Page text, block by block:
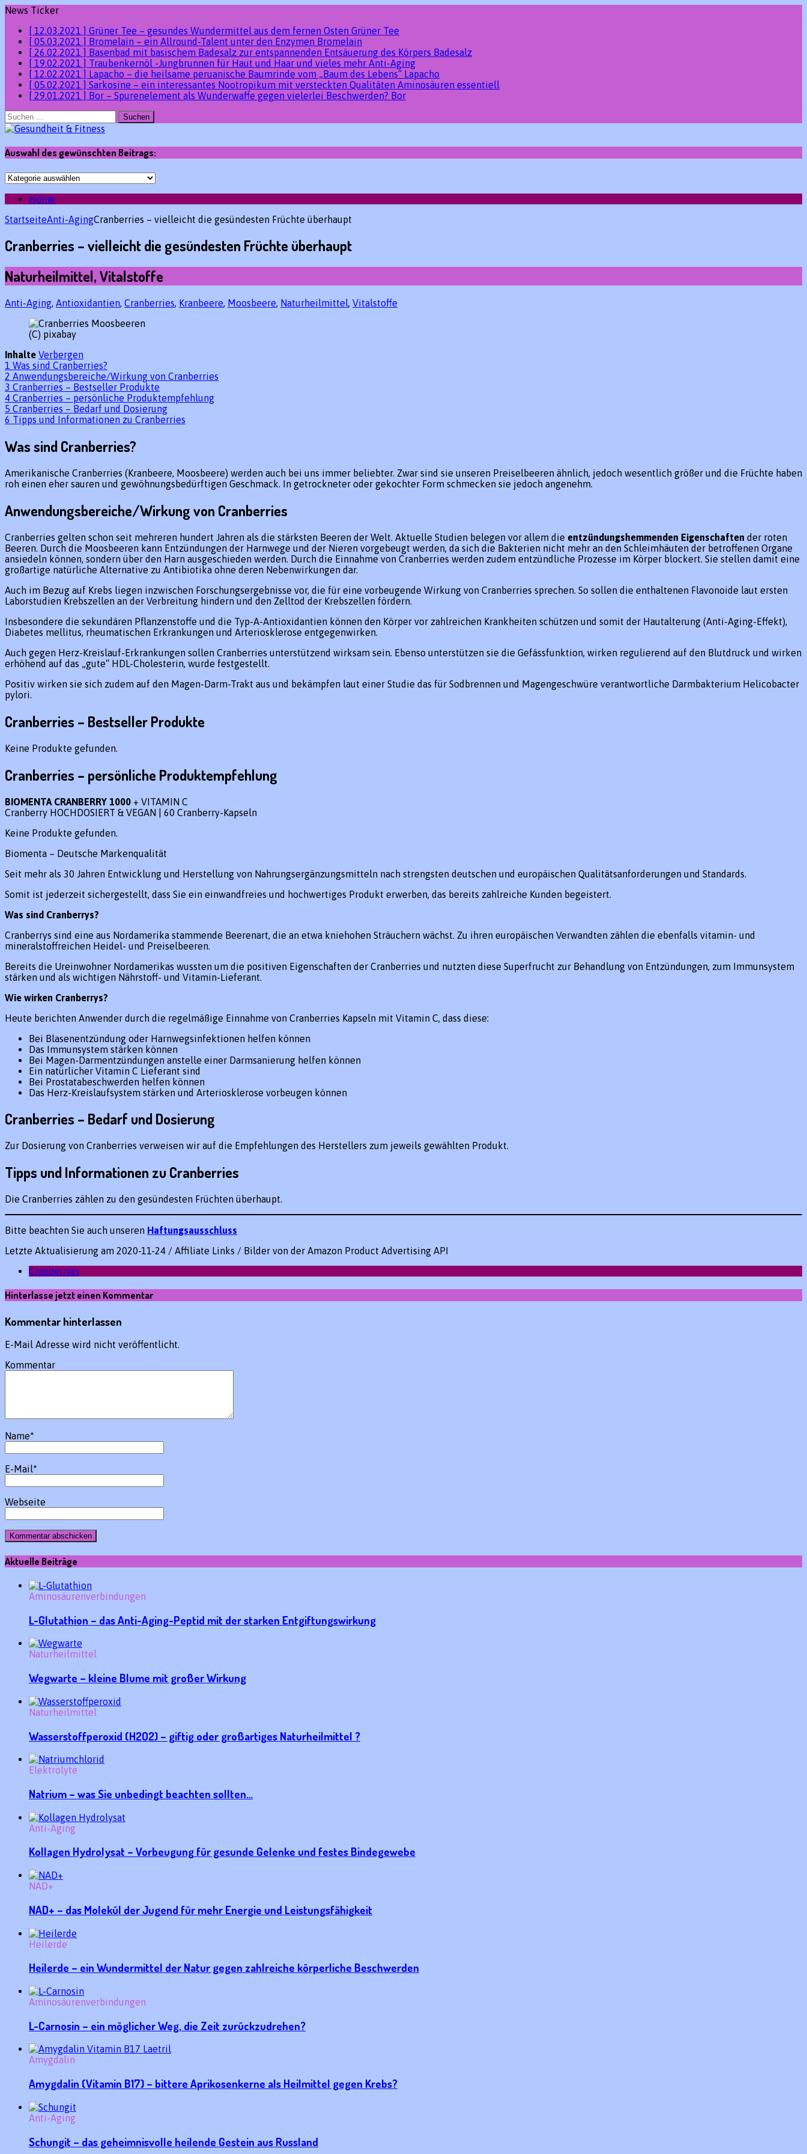
News Ticker
[ 12.03.2021 ] Grüner Tee – gesundes Wundermittel aus dem fernen Osten Grüner Tee
[ 05.03.2021 ] Bromelain – ein Allround-Talent unter den Enzymen Bromelain
[ 26.02.2021 ] Basenbad mit basischem Badesalz zur entspannenden Entsäuerung des Körpers Badesalz
[ 19.02.2021 ] Traubenkernöl -Jungbrunnen für Haut und Haar und vieles mehr Anti-Aging
[ 12.02.2021 ] Lapacho – die heilsame peruanische Baumrinde vom „Baum des Lebens“ Lapacho
[ 05.02.2021 ] Sarkosine – ein interessantes Nootropikum mit versteckten Qualitäten Aminosäuren essentiell
[ 29.01.2021 ] Bor – Spurenelement als Wunderwaffe gegen vielerlei Beschwerden? Bor
Suchen
nach:
Auswahl des gewünschten Beitrags:
Auswahl
des
gewünschten
Home
StartseiteAnti-AgingCranberries – vielleicht die gesündesten Früchte überhaupt
Cranberries – vielleicht die gesündesten Früchte überhaupt
Naturheilmittel, Vitalstoffe
Anti-Aging, Antioxidantien, Cranberries, Kranbeere, Moosbeere, Naturheilmittel, Vitalstoffe
(C) pixabay
Inhalte Verbergen
1 Was sind Cranberries?
2 Anwendungsbereiche/Wirkung von Cranberries
3 Cranberries – Bestseller Produkte
4 Cranberries – persönliche Produktempfehlung
5 Cranberries – Bedarf und Dosierung
6 Tipps und Informationen zu Cranberries
Was sind Cranberries?
Amerikanische Cranberries (Kranbeere, Moosbeere) werden auch bei uns immer beliebter. Zwar sind sie unseren Preiselbeeren ähnlich, jedoch wesentlich größer und die Früchte haben
roh einen eher sauren und gewöhnungsbedürftigen Geschmack. In getrockneter oder gekochter Form schmecken sie jedoch angenehm.
Anwendungsbereiche/Wirkung von Cranberries
Cranberries gelten schon seit mehreren hundert Jahren als die stärksten Beeren der Welt. Aktuelle Studien belegen vor allem die entzündungshemmenden Eigenschaften der roten
Beeren. Durch die Moosbeeren kann Entzündungen der Harnwege und der Nieren vorgebeugt werden, da sich die Bakterien nicht mehr an den Schleimhäuten der betroffenen Organe
ansiedeln können, sondern über den Harn ausgeschieden werden. Durch die Einnahme von Cranberries werden zudem entzündliche Prozesse im Körper blockert. Sie stellen damit eine
großartige natürliche Alternative zu Antibiotika ohne deren Nebenwirkungen dar.
Auch im Bezug auf Krebs liegen inzwischen Forschungsergebnisse vor, die für eine vorbeugende Wirkung von Cranberries sprechen. So sollen die enthaltenen Flavonoide laut ersten
Laborstudien Krebszellen an der Verbreitung hindern und den Zelltod der Krebszellen fördern.
Insbesondere die sekundären Pflanzenstoffe und die Typ-A-Antioxidantien können den Körper vor zahlreichen Krankheiten schützen und somit der Hautalterung (Anti-Aging-Effekt),
Diabetes mellitus, rheumatischen Erkrankungen und Arteriosklerose entgegenwirken.
Auch gegen Herz-Kreislauf-Erkrankungen sollen Cranberries unterstützend wirksam sein. Ebenso unterstützen sie die Gefässfunktion, wirken regulierend auf den Blutdruck und wirken
erhöhend auf das „gute“ HDL-Cholesterin, wurde festgestellt.
Positiv wirken sie sich zudem auf den Magen-Darm-Trakt aus und bekämpfen laut einer Studie das für Sodbrennen und Magengeschwüre verantwortliche Darmbakterium Helicobacter
pylori.
Cranberries – Bestseller Produkte
Keine Produkte gefunden.
Cranberries – persönliche Produktempfehlung
BIOMENTA CRANBERRY 1000 + VITAMIN C
Cranberry HOCHDOSIERT & VEGAN | 60 Cranberry-Kapseln
Keine Produkte gefunden.
Biomenta – Deutsche Markenqualität
Seit mehr als 30 Jahren Entwicklung und Herstellung von Nahrungsergänzungsmitteln nach strengsten deutschen und europäischen Qualitätsanforderungen und Standards.
Somit ist jederzeit sichergestellt, dass Sie ein einwandfreies und hochwertiges Produkt erwerben, das bereits zahlreiche Kunden begeistert.
Was sind Cranberrys?
Cranberrys sind eine aus Nordamerika stammende Beerenart, die an etwa kniehohen Sträuchern wächst. Zu ihren europäischen Verwandten zählen die ebenfalls vitamin- und
mineralstoffreichen Heidel- und Preiselbeeren.
Bereits die Ureinwohner Nordamerikas wussten um die positiven Eigenschaften der Cranberries und nutzten diese Superfrucht zur Behandlung von Entzündungen, zum Immunsystem
stärken und als wichtigen Nährstoff- und Vitamin-Lieferant.
Wie wirken Cranberrys?
Heute berichten Anwender durch die regelmäßige Einnahme von Cranberries Kapseln mit Vitamin C, dass diese:
Bei Blasenentzündung oder Harnwegsinfektionen helfen können
Das Immunsystem stärken können
Bei Magen-Darmentzündungen anstelle einer Darmsanierung helfen können
Ein natürlicher Vitamin C Lieferant sind
Bei Prostatabeschwerden helfen können
Das Herz-Kreislaufsystem stärken und Arteriosklerose vorbeugen können
Cranberries – Bedarf und Dosierung
Zur Dosierung von Cranberries verweisen wir auf die Empfehlungen des Herstellers zum jeweils gewählten Produkt.
Tipps und Informationen zu Cranberries
Die Cranberries zählen zu den gesündesten Früchten überhaupt.
Bitte beachten Sie auch unseren Haftungsausschluss
Letzte Aktualisierung am 2020-11-24 / Affiliate Links / Bilder von der Amazon Product Advertising API
Cranberries
Hinterlasse jetzt einen Kommentar
Kommentar hinterlassen
E-Mail Adresse wird nicht veröffentlicht.
Kommentar
Name*
E-Mail*
Webseite
Aktuelle Beiträge
Aminosäurenverbindungen
L-Glutathion – das Anti-Aging-Peptid mit der starken Entgiftungswirkung
Naturheilmittel
Wegwarte – kleine Blume mit großer Wirkung
Naturheilmittel
Wasserstoffperoxid (H2O2) – giftig oder großartiges Naturheilmittel ?
Elektrolyte
Natrium – was Sie unbedingt beachten sollten…
Anti-Aging
Kollagen Hydrolysat – Vorbeugung für gesunde Gelenke und festes Bindegewebe
NAD+
NAD+ – das Molekül der Jugend für mehr Energie und Leistungsfähigkeit
Heilerde
Heilerde – ein Wundermittel der Natur gegen zahlreiche körperliche Beschwerden
Aminosäurenverbindungen
L-Carnosin – ein möglicher Weg, die Zeit zurückzudrehen?
Amygdalin
Amygdalin (Vitamin B17) – bittere Aprikosenkerne als Heilmittel gegen Krebs?
Anti-Aging
Schungit – das geheimnisvolle heilende Gestein aus Russland